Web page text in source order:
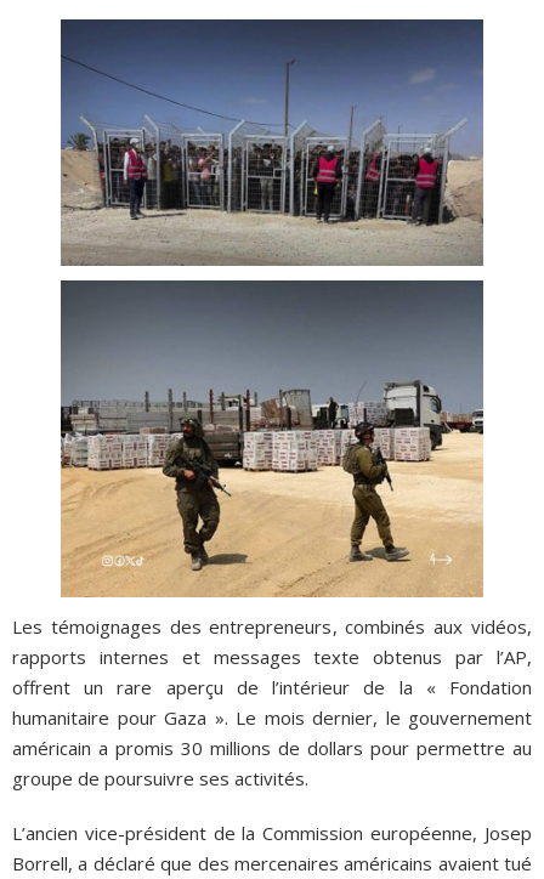
Les témoignages des entrepreneurs, combinés aux vidéos,
rapports internes et messages texte obtenus par l’AP,
offrent un rare aperçu de l’intérieur de la « Fondation
humanitaire pour Gaza ». Le mois dernier, le gouvernement
américain a promis 30 millions de dollars pour permettre au
groupe de poursuivre ses activités.
L’ancien vice-président de la Commission européenne, Josep
Borrell, a déclaré que des mercenaires américains avaient tué